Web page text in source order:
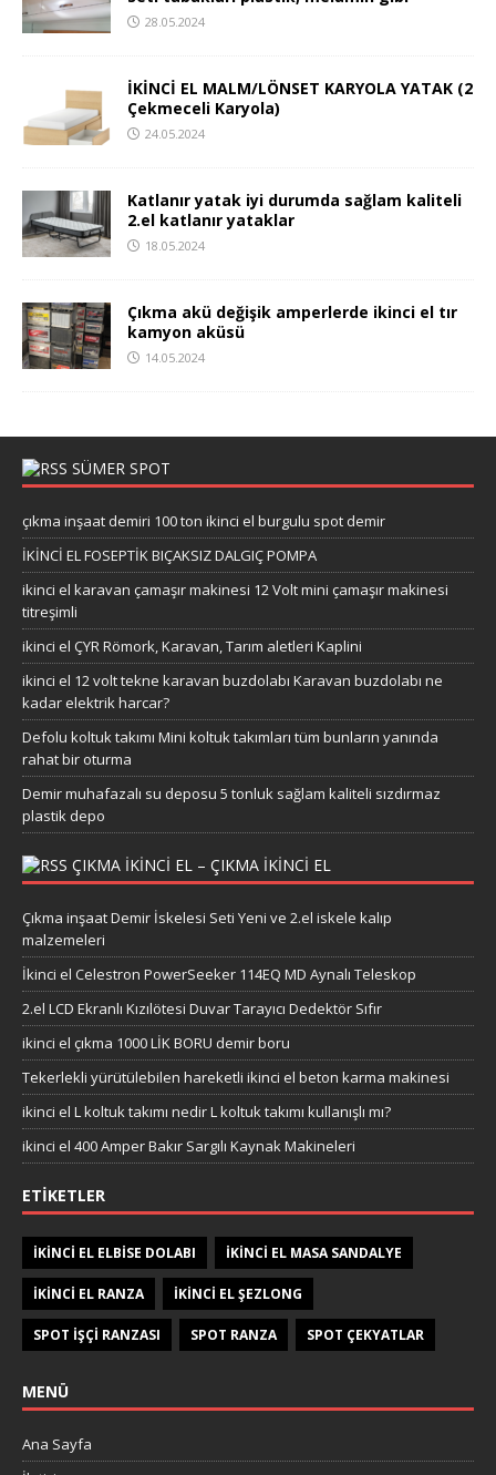
28.05.2024
İKİNCİ EL MALM/LÖNSET KARYOLA YATAK (2
Çekmeceli Karyola)
24.05.2024
Katlanır yatak iyi durumda sağlam kaliteli
2.el katlanır yataklar
18.05.2024
Çıkma akü değişik amperlerde ikinci el tır
kamyon aküsü
14.05.2024
SÜMER SPOT
çıkma inşaat demiri 100 ton ikinci el burgulu spot demir
İKİNCİ EL FOSEPTİK BIÇAKSIZ DALGIÇ POMPA
ikinci el karavan çamaşır makinesi 12 Volt mini çamaşır makinesi
titreşimli
ikinci el ÇYR Römork, Karavan, Tarım aletleri Kaplini
ikinci el 12 volt tekne karavan buzdolabı Karavan buzdolabı ne
kadar elektrik harcar?
Defolu koltuk takımı Mini koltuk takımları tüm bunların yanında
rahat bir oturma
Demir muhafazalı su deposu 5 tonluk sağlam kaliteli sızdırmaz
plastik depo
ÇIKMA IKINCI EL – ÇIKMA IKINCI EL
Çıkma inşaat Demir İskelesi Seti Yeni ve 2.el iskele kalıp
malzemeleri
İkinci el Celestron PowerSeeker 114EQ MD Aynalı Teleskop
2.el LCD Ekranlı Kızılötesi Duvar Tarayıcı Dedektör Sıfır
ikinci el çıkma 1000 LİK BORU demir boru
Tekerlekli yürütülebilen hareketli ikinci el beton karma makinesi
ikinci el L koltuk takımı nedir L koltuk takımı kullanışlı mı?
ikinci el 400 Amper Bakır Sargılı Kaynak Makineleri
ETIKETLER
IKINCI EL ELBISE DOLABI IKINCI EL MASA SANDALYE
IKINCI EL RANZA IKINCI EL ŞEZLONG
SPOT IŞÇI RANZASI SPOT RANZA SPOT ÇEKYATLAR
MENÜ
Ana Sayfa